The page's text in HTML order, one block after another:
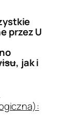
przez U
, jak i